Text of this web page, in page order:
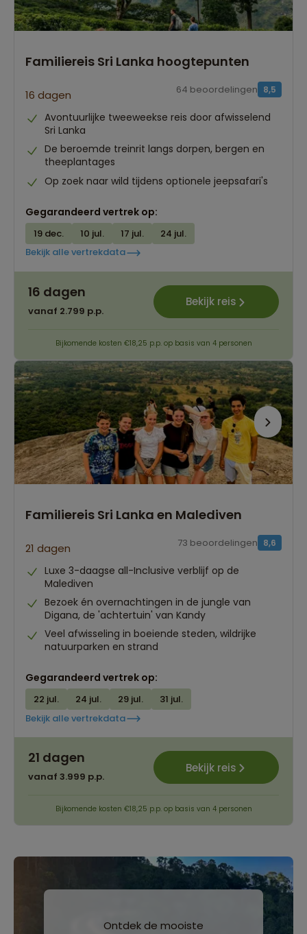
Familiereis Sri Lanka hoogtepunten
16 dagen 8,5
64 beoordelingen
Avontuurlijke tweeweekse reis door afwisselend
Sri Lanka
De beroemde treinrit langs dorpen, bergen en
theeplantages
Op zoek naar wild tijdens optionele jeepsafari's
Gegarandeerd vertrek op:
19 dec. 10 jul. 17 jul.
24 jul.
Bekijk alle vertrekdata
16 dagen
vanaf 2.799 p.p.
Bekijk reis
Bijkomende kosten €18,25 p.p. op basis van 4 personen
Familiereis Sri Lanka en Malediven
21 dagen 8,6
73 beoordelingen
Luxe 3-daagse all-Inclusive verblijf op de
Malediven
Bezoek én overnachtingen in de jungle van
Digana, de 'achtertuin' van Kandy
Veel afwisseling in boeiende steden, wildrijke
natuurparken en strand
Gegarandeerd vertrek op:
22 jul. 24 jul. 29 jul.
31 jul.
Bekijk alle vertrekdata
21 dagen
vanaf 3.999 p.p.
Bekijk reis
Bijkomende kosten €18,25 p.p. op basis van 4 personen
Ontdek de mooiste